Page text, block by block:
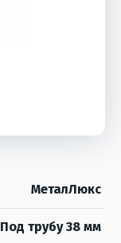
МеталЛюкс
Под трубу 38 мм